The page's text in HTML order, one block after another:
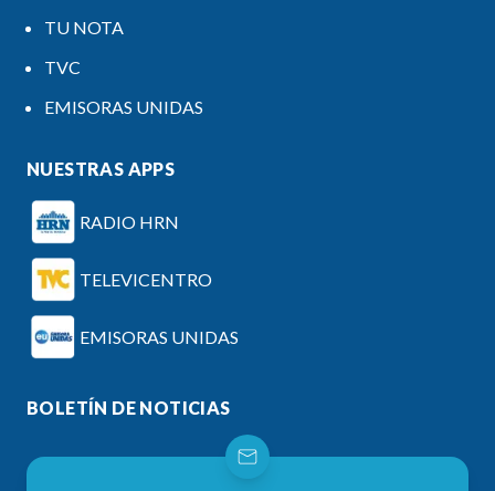
TU NOTA
TVC
EMISORAS UNIDAS
NUESTRAS APPS
RADIO HRN
TELEVICENTRO
EMISORAS UNIDAS
BOLETÍN DE NOTICIAS